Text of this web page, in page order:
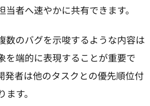
者へ速やかに共有できます。
数のバグを示唆するような内容は
を端的に表現することが重要で
発者は他のタスクとの優先順位付
す。